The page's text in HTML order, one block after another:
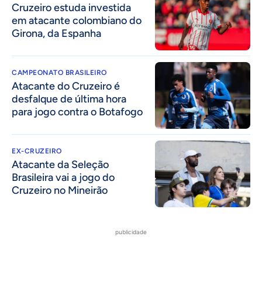
Cruzeiro estuda investida
em atacante colombiano do
Girona, da Espanha
CAMPEONATO BRASILEIRO
Atacante do Cruzeiro é
desfalque de última hora
para jogo contra o Botafogo
EX-CRUZEIRO
Atacante da Seleção
Brasileira vai a jogo do
Cruzeiro no Mineirão
publicidade